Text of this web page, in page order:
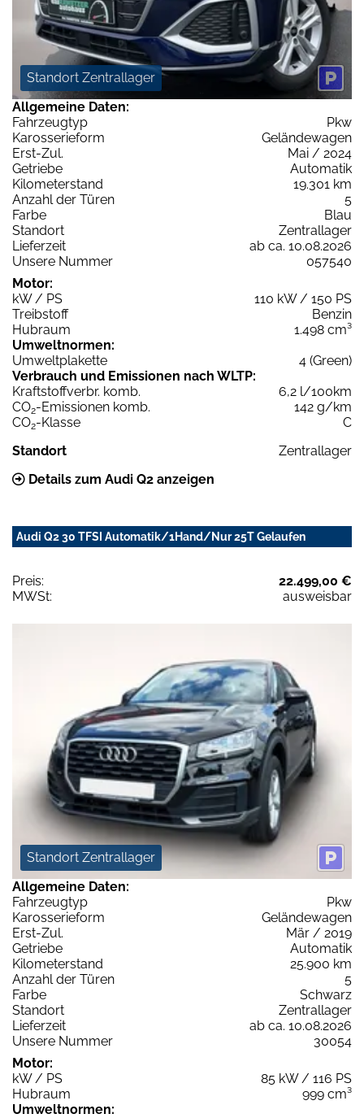
Standort Zentrallager
Allgemeine Daten:
Fahrzeugtyp
Pkw
Karosserieform
Geländewagen
Erst-Zul.
Mai / 2024
Getriebe
Automatik
Kilometerstand
19.301 km
Anzahl der Türen
5
Farbe
Blau
Standort
Zentrallager
Lieferzeit
ab ca. 10.08.2026
Unsere Nummer
057540
Motor:
kW / PS
110 kW / 150 PS
Treibstoff
Benzin
Hubraum
1.498 cm³
Umweltnormen:
Umweltplakette
4 (Green)
Verbrauch und Emissionen nach WLTP:
Kraftstoffverbr. komb.
6,2 l/100km
CO2-Emissionen komb.
142 g/km
CO2-Klasse
C
Standort
Zentrallager
Details zum Audi Q2 anzeigen
Audi Q2 30 TFSI Automatik/1Hand/Nur 25T Gelaufen
Preis:
22.499,00 €
MWSt:
ausweisbar
Standort Zentrallager
Allgemeine Daten:
Fahrzeugtyp
Pkw
Karosserieform
Geländewagen
Erst-Zul.
Mär / 2019
Getriebe
Automatik
Kilometerstand
25.900 km
Anzahl der Türen
5
Farbe
Schwarz
Standort
Zentrallager
Lieferzeit
ab ca. 10.08.2026
Unsere Nummer
30054
Motor:
kW / PS
85 kW / 116 PS
Hubraum
999 cm³
Umweltnormen: